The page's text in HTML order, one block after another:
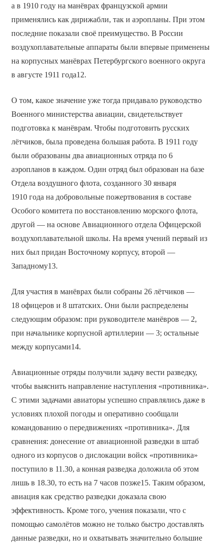
а в 1910 году на манёврах французской армии
применялись как дирижабли, так и аэропланы. При этом
последние показали своё преимущество. В России
воздухоплавательные аппараты были впервые применены
на корпусных манёврах Петербургского военного округа
в августе 1911 года12.
О том, какое значение уже тогда придавало руководство
Военного министерства авиации, свидетельствует
подготовка к манёврам. Чтобы подготовить русских
лётчиков, была проведена большая работа. В 1911 году
были образованы два авиационных отряда по 6
аэропланов в каждом. Один отряд был образован на базе
Отдела воздушного флота, созданного 30 января
1910 года на добровольные пожертвования в составе
Особого комитета по восстановлению морского флота,
другой — на основе Авиационного отдела Офицерской
воздухоплавательной школы. На время учений первый из
них был придан Восточному корпусу, второй —
Западному13.
Для участия в манёврах были собраны 26 лётчиков —
18 офицеров и 8 штатских. Они были распределены
следующим образом: при руководителе манёвров — 2,
при начальнике корпусной артиллерии — 3; остальные
между корпусами14.
Авиационные отряды получили задачу вести разведку,
чтобы выяснить направление наступления «противника».
С этими задачами авиаторы успешно справлялись даже в
условиях плохой погоды и оперативно сообщали
командованию о передвижениях «противника». Для
сравнения: донесение от авиационной разведки в штаб
одного из корпусов о дислокации войск «противника»
поступило в 11.30, а конная разведка доложила об этом
лишь в 18.30, то есть на 7 часов позже15. Таким образом,
авиация как средство разведки доказала свою
эффективность. Кроме того, учения показали, что с
помощью самолётов можно не только быстро доставлять
данные разведки, но и охватывать значительно большие